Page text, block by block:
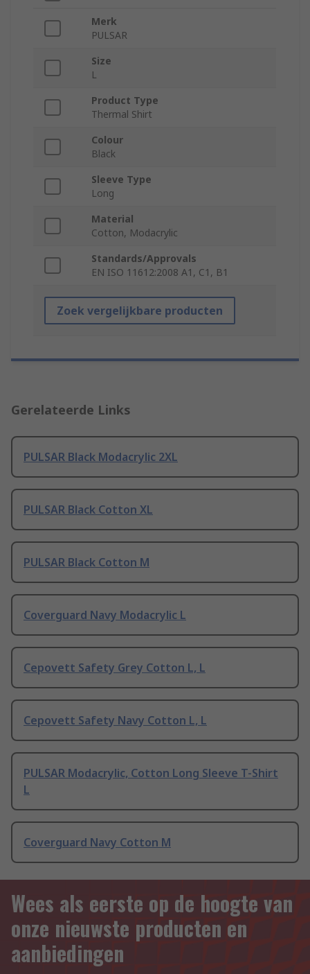
Merk
PULSAR
Size
L
Product Type
Thermal Shirt
Colour
Black
Sleeve Type
Long
Material
Cotton, Modacrylic
Standards/Approvals
EN ISO 11612:2008 A1, C1, B1
Zoek vergelijkbare producten
Gerelateerde Links
PULSAR Black Modacrylic 2XL
PULSAR Black Cotton XL
PULSAR Black Cotton M
Coverguard Navy Modacrylic L
Cepovett Safety Grey Cotton L, L
Cepovett Safety Navy Cotton L, L
PULSAR Modacrylic, Cotton Long Sleeve T-Shirt
L
Coverguard Navy Cotton M
Wees als eerste op de hoogte van
onze nieuwste producten en
aanbiedingen